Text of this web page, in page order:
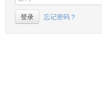
登录 忘记密码？